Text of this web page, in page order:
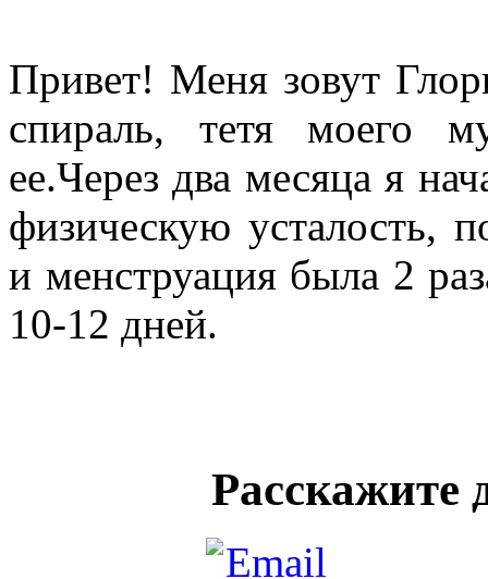
Привет! Меня зовут
спираль, тетя моего
ее.Через два месяца я
физическую усталость,
и менструация была 2
10-12 дней.
Расскажите